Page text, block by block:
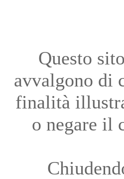
Questo
avvalgono di
finalità
o negare il